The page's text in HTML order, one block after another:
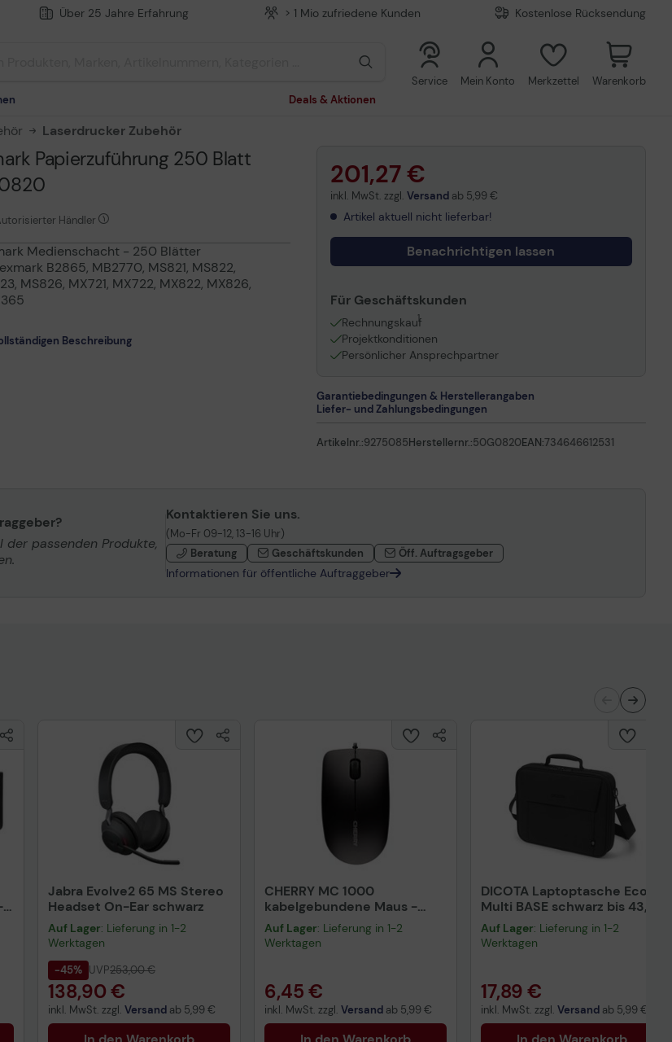
Über 25 Jahre Erfahrung > 1 Mio zufriedene Kunden Kostenlose Rücksendung
Deals & Aktionen
Service Mein Konto Merkzettel Warenkorb
Laserdrucker Zubehör
Papierzuführung 250 Blatt
Händler
Medienschacht - 250 Blätter
B2865, MB2770, MS821, MS822,
MS826, MX721, MX722, MX822, MX826,
Beschreibung
201,27 €
inkl. MwSt. zzgl. Versandab 5,99 €
Artikel aktuell nicht lieferbar!
Benachrichtigen lassen
Für Geschäftskunden
Rechnungskauf
1
Projektkonditionen
Persönlicher Ansprechpartner
Garantiebedingungen & Herstellerangaben
Liefer- und Zahlungsbedingungen
Artikelnr.:9275085Herstellernr.:50G0820EAN:734646612531
passenden Produkte,
Kontaktieren Sie uns.
(Mo-Fr 09-12, 13-16 Uhr)
Beratung
Geschäftskunden Öff. Auftragsgeber
Informationen für öffentliche Auftraggeber
Jabra Evolve2 65 MS Stereo
Headset On-Ear schwarz
Auf Lager: Lieferung in 1-2
Werktagen
-45% UVP253,00 €
138,90 €
inkl. MwSt. zzgl. Versand ab 5,99 €
CHERRY MC 1000
kabelgebundene Maus -
schwarz
Auf Lager: Lieferung in 1-2
Werktagen
6,45 €
inkl. MwSt. zzgl. Versand ab 5,99 €
DICOTA Laptoptasche Eco
Multi BASE schwarz bis 43,9
cm (17,3 Zoll)
Auf Lager: Lieferung in 1-2
Werktagen
17,89 €
inkl. MwSt. zzgl. Versand ab 5,99 €